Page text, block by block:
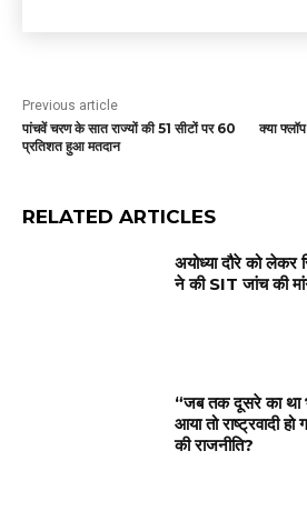
Previous article
पांचवें चरण के सात राज्यों की 51 सीटों पर 60
प्रतिशत हुआ मतदान
क्या
RELATED ARTICLES
अयोध्या दौरे को
ने की SIT जांच की
“जब तक दूसरे का था
आया तो राष्ट्रवादी
की राजनीति?